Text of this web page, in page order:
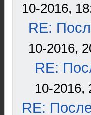
10-2016,
RE:
10-2016,
RE:
10-2016,
RE: